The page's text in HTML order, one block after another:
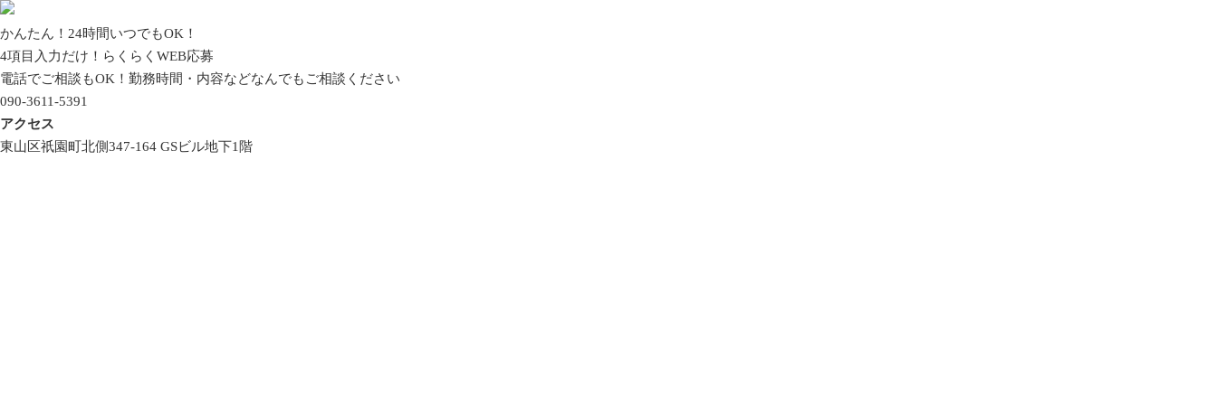
かんたん！24時間いつでもOK！
4項目入力だけ！ らくらくWEB応募
電話でご相談もOK！ 勤務時間・内容などなんでもご相談ください
090-3611-5391
アクセス
東山区祇園町北側347-164 GSビル地下1階